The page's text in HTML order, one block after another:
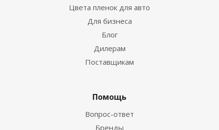
Цвета пленок для авто
Для бизнеса
Блог
Дилерам
Поставщикам
Помощь
Вопрос-ответ
Бренды